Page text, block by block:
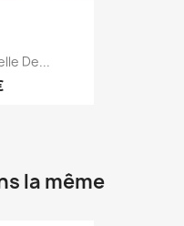
De...
la même